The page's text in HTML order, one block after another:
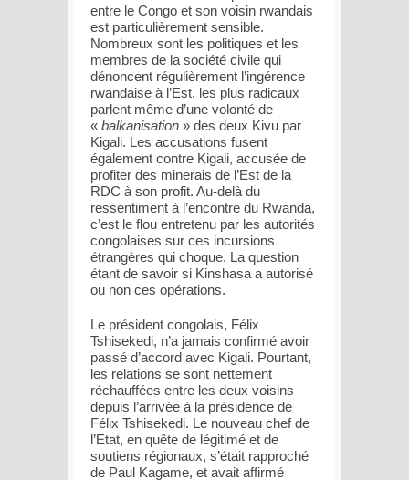
entre le Congo et son voisin rwandais
est particulièrement sensible.
Nombreux sont les politiques et les
membres de la société civile qui
dénoncent régulièrement l’ingérence
rwandaise à l’Est, les plus radicaux
parlent même d’une volonté de
« balkanisation » des deux Kivu par
Kigali. Les accusations fusent
également contre Kigali, accusée de
profiter des minerais de l’Est de la
RDC à son profit. Au-delà du
ressentiment à l’encontre du Rwanda,
c’est le flou entretenu par les autorités
congolaises sur ces incursions
étrangères qui choque. La question
étant de savoir si Kinshasa a autorisé
ou non ces opérations.
Le président congolais, Félix
Tshisekedi, n’a jamais confirmé avoir
passé d’accord avec Kigali. Pourtant,
les relations se sont nettement
réchauffées entre les deux voisins
depuis l’arrivée à la présidence de
Félix Tshisekedi. Le nouveau chef de
l’Etat, en quête de légitimé et de
soutiens régionaux, s’était rapproché
de Paul Kagame, et avait affirmé